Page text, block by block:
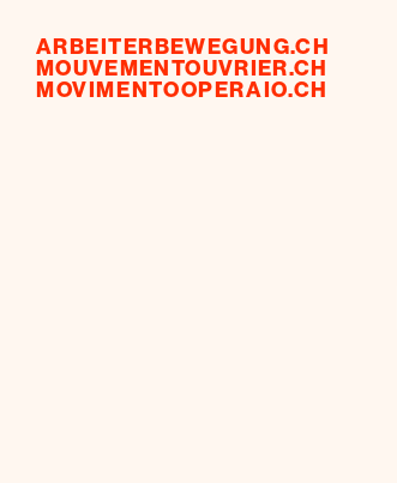
ARBEITERBEWEGUNG.CH
MOUVEMENTOUVRIER.CH
MOVIMENTOOPERAIO.CH